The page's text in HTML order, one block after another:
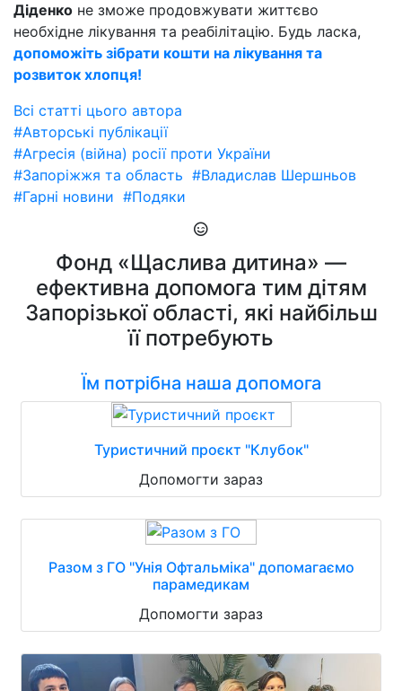
Діденко не зможе продовжувати життєво
необхідне лікування та реабілітацію. Будь ласка,
допоможіть зібрати кошти на лікування та
розвиток хлопця!
Всі статті цього автора
#Авторські публікації
#Агресія (війна) росії проти України
#Запоріжжя та область #Владислав Шершньов
#Гарні новини #Подяки
Фонд «Щаслива дитина» —
ефективна допомога тим дітям
Запорізької області, які найбільш
її потребують
Їм потрібна наша допомога
Туристичний проєкт "Клубок"
Допомогти зараз
Разом з ГО "Унія Офтальміка" допомагаємо
парамедикам
Допомогти зараз